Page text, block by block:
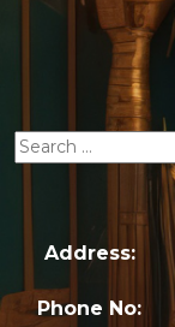
Address:
Phone No: